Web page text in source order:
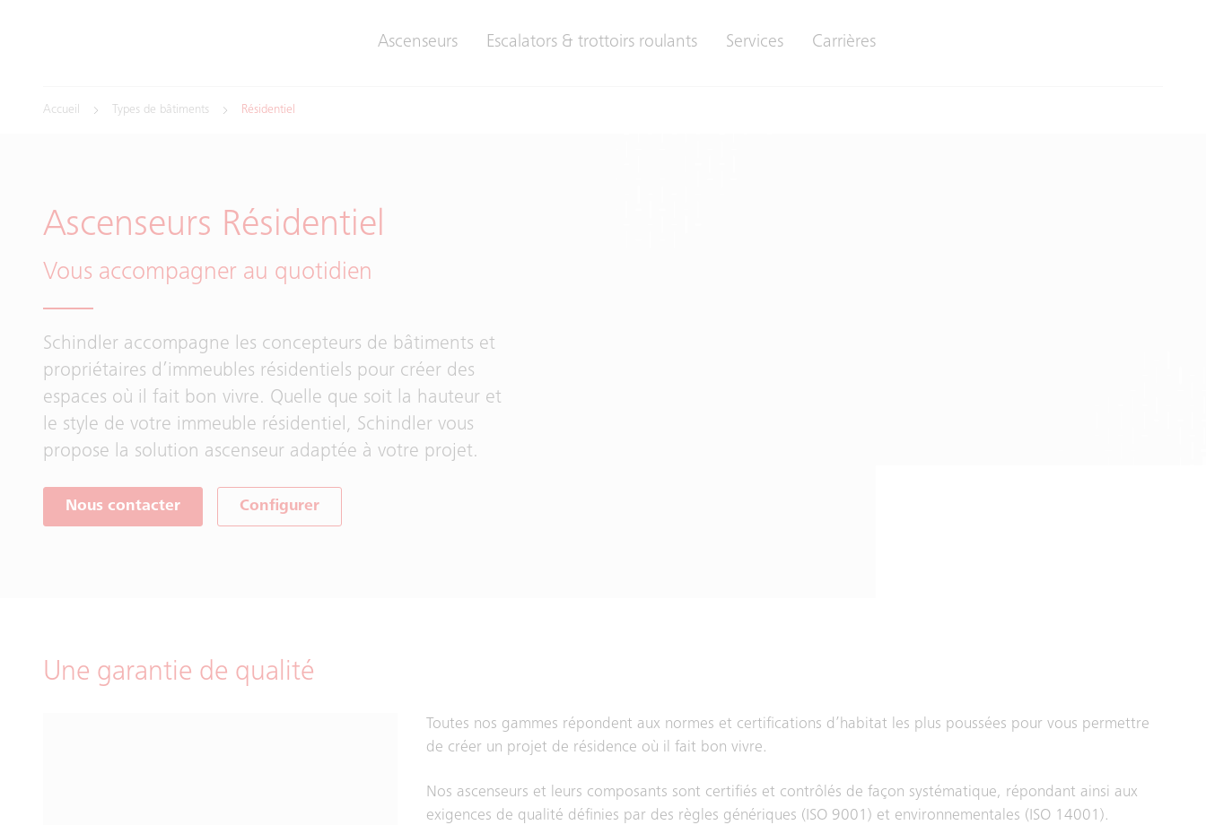
Ascenseurs Escalators & trottoirs roulants Services Carrières
Accueil Types de bâtiments Résidentiel
Ascenseurs Résidentiel
Vous accompagner au quotidien
Schindler accompagne les concepteurs de bâtiments et
propriétaires d’immeubles résidentiels pour créer des
espaces où il fait bon vivre. Quelle que soit la hauteur et
le style de votre immeuble résidentiel, Schindler vous
propose la solution ascenseur adaptée à votre projet.
Nous contacter Configurer
Une garantie de qualité
Toutes nos gammes répondent aux normes et certifications d’habitat les plus poussées pour vous permettre
de créer un projet de résidence où il fait bon vivre.
Nos ascenseurs et leurs composants sont certifiés et contrôlés de façon systématique, répondant ainsi aux
exigences de qualité définies par des règles génériques (ISO 9001) et environnementales (ISO 14001).